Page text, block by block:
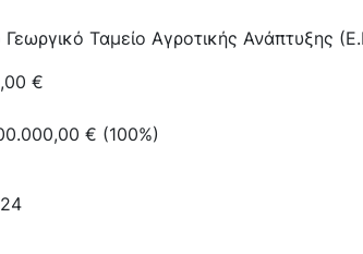
Ταμείο Αγροτικής Ανάπτυξης
€
€ (100%)